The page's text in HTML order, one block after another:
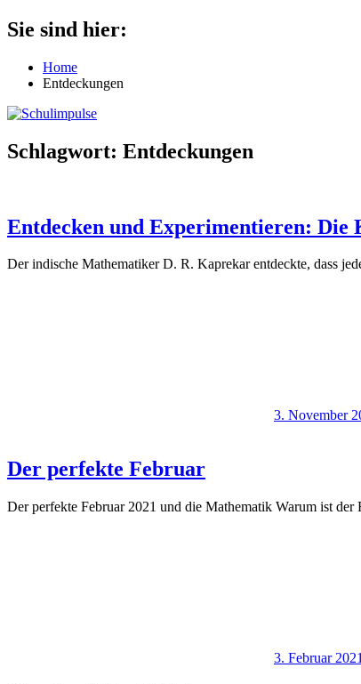
Zum
Inhalt
Schulimpulse
für
Grundschule
Sie sind hier:
Home
Entdeckungen
Schlagwort: Entdeckungen
Entdecken und Experimentieren:
Der indische Mathematiker D. R. Kaprekar entdeckte, dass
3. November
Der perfekte Februar
Der perfekte Februar 2021 und die Mathematik Warum ist
3. Februar 2021